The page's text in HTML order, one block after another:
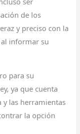
de los
y preciso con la
informar su
para su
ya que cuenta
y las herramientas
la opción